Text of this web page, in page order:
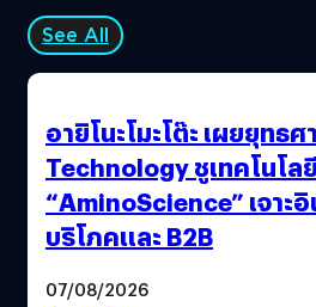
See All
อายิโนะโมะโต๊ะ เผยยุทธ
Technology ชูเทคโนโล
“AminoScience” เจาะ
บริโภคและ B2B
07/08/2026